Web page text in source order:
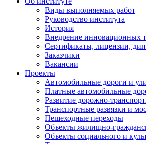
Виды выполняемых работ
Руководство института
История
Внедрение инновационных
Сертификаты, лицензии,
Заказчики
Вакансии
Проекты
Автомобильные дороги и
Платные автомобильные
Развитие дорожно-
Транспортные развязки и
Пешеходные переходы
Объекты жилищно-
Объекты социального и